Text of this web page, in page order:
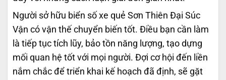
Người sở hữu biển số xe quẻ Sơn Thiên Đại Súc
Vận có vận thế chuyển biến tốt. Điều bạn cần làm
là tiếp tục tích lũy, bảo tồn năng lượng, tạo dựng
mối quan hệ tốt với mọi người. Đợi cơ hội đến liền
nắm chắc để triển khai kế hoạch đã định, sẽ gặt